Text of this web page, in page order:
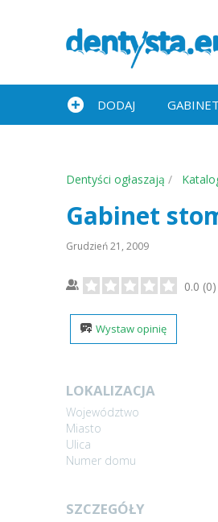
DODAJ
Dentyści ogłaszają
Gabinet
Grudzień 21, 2009
0.0 (0)
Wystaw opinię
LOKALIZACJA
Województwo
Miasto
Ulica
Numer domu
SZCZEGÓŁY